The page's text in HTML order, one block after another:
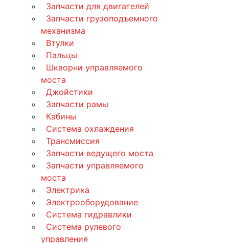
Запчасти для двигателей
Запчасти грузоподъемного
механизма
Втулки
Пальцы
Шкворни управляемого
моста
Джойстики
Запчасти рамы
Кабины
Система охлаждения
Трансмиссия
Запчасти ведущего моста
Запчасти управляемого
моста
Электрика
Электрооборудование
Система гидравлики
Система рулевого
управления